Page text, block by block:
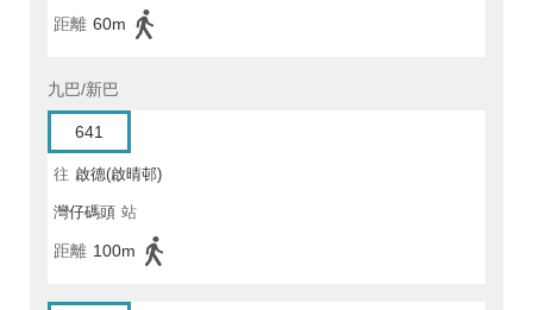
距離 60m
九巴/新巴
641
往 啟德(啟晴邨)
灣仔碼頭 站
距離 100m